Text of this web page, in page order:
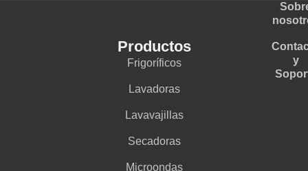
Productos
Frigoríficos
Lavadoras
Lavavajillas
Secadoras
Microondas
y